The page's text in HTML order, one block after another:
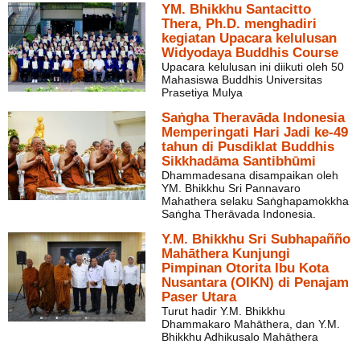
YM. Bhikkhu Santacitto
Thera, Ph.D. menghadiri
kegiatan Upacara kelulusan
Widyodaya Buddhis Course
Upacara kelulusan ini diikuti oleh 50
Mahasiswa Buddhis Universitas
Prasetiya Mulya
Saṅgha Theravāda Indonesia
Memperingati Hari Jadi ke-49
tahun di Pusdiklat Buddhis
Sikkhadāma Santibhūmi
Dhammadesana disampaikan oleh
YM. Bhikkhu Sri Pannavaro
Mahathera selaku Saṅghapamokkha
Saṅgha Therāvada Indonesia.
Y.M. Bhikkhu Sri Subhapañño
Mahāthera Kunjungi
Pimpinan Otorita Ibu Kota
Nusantara (OIKN) di Penajam
Paser Utara
Turut hadir Y.M. Bhikkhu
Dhammakaro Mahāthera, dan Y.M.
Bhikkhu Adhikusalo Mahāthera